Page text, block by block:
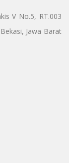
V No.5, RT.003
Jawa Barat